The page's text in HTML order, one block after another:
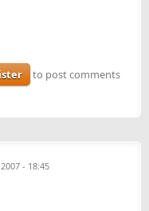
to post comments
- 18:45